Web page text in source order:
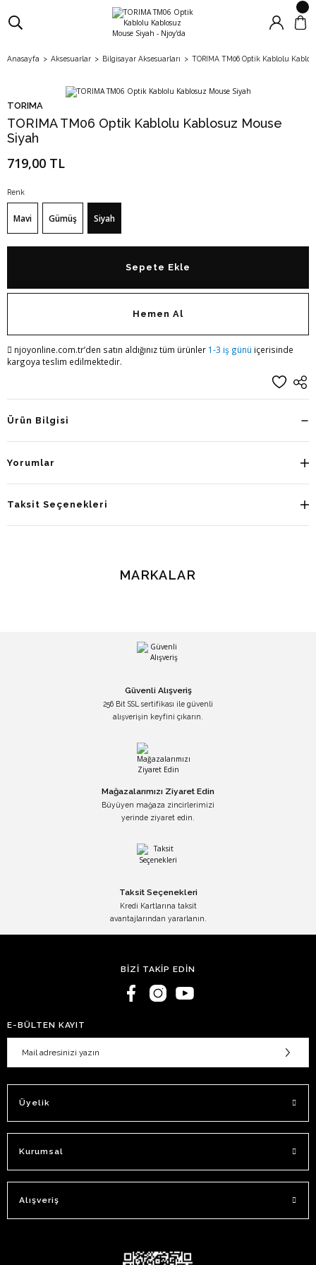
Anasayfa Aksesuarlar Bilgisayar Aksesuarları TORIMA TM06 Optik Kablolu
TORIMA
TORIMA TM06 Optik Kablolu Kablosuz Mouse
Siyah
719,00 TL
Renk
Mavi Gümüş Siyah
Sepete Ekle
Hemen Al
njoyonline.com.tr’den satın aldığınız tüm ürünler 1-3 iş günü içerisinde
kargoya teslim edilmektedir.
Ürün Bilgisi
Yorumlar
Taksit Seçenekleri
MARKALAR
Güvenli Alışveriş
256 Bit SSL sertifikası ile güvenli
alışverişin keyfini çıkarın.
Mağazalarımızı Ziyaret Edin
Büyüyen mağaza zincirlerimizi
yerinde ziyaret edin.
Taksit Seçenekleri
Kredi Kartlarına taksit
avantajlarından yararlanın.
BİZİ TAKİP EDİN
E-BÜLTEN KAYIT
Üyelik
Kurumsal
Alışveriş